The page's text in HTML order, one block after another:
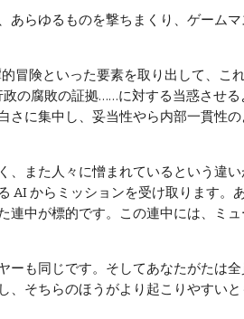
らゆるものを撃ちまくり、ゲーム
冒険といった要素を取り出して、こ
の腐敗の証拠……に対する当惑させる
さに集中し、妥当性やら内部一貫性
また人々に憎まれているという違い
AI からミッションを受け取ります。
中が標的です。この連中には、ミ
も同じです。そしてあなたがたは
そちらのほうがより起こりやすい